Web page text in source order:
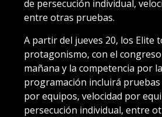
de persecución individual,
entre otras pruebas.
A partir del jueves 20, los Elite
protagonismo, con el
mañana y la competencia por
programación incluirá pruebas
por equipos, velocidad por
persecución individual, entre